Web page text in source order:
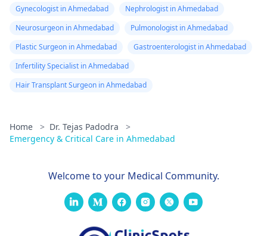
Gynecologist in Ahmedabad
Nephrologist in Ahmedabad
Neurosurgeon in Ahmedabad
Pulmonologist in Ahmedabad
Plastic Surgeon in Ahmedabad
Gastroenterologist in Ahmedabad
Infertility Specialist in Ahmedabad
Hair Transplant Surgeon in Ahmedabad
Home > Dr. Tejas Padodra
>
Emergency & Critical Care in Ahmedabad
Welcome to your Medical Community.